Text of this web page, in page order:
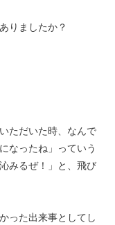
りましたか？
ただいた時、なんで
なったね」っていう
みるぜ！」と、飛び
った出来事としてし